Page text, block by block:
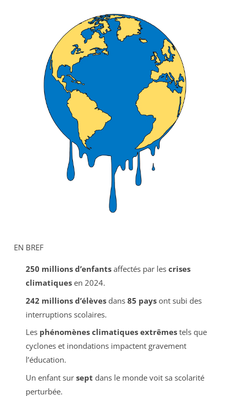
EN BREF
250 millions d’enfantsaffectés par les crises
climatiquesen 2024.
242 millions d’élèvesdans 85 paysont subi des
interruptions scolaires.
Les phénomènes climatiques extrêmestels que
cyclones et inondations impactent gravement
l’éducation.
Un enfant sur sept dans le monde voit sa scolarité
perturbée.